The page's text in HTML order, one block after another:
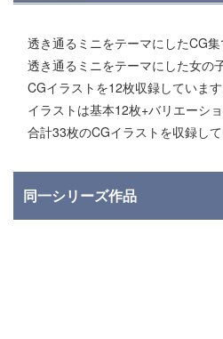
透き通るミニをテーマにしたCG集
透き通るミニをテーマにした女の
CGイラストを12枚収録しています
イラストは基本12枚+バリエーシ
合計33枚のCGイラストを収録して
同一シリーズ作品